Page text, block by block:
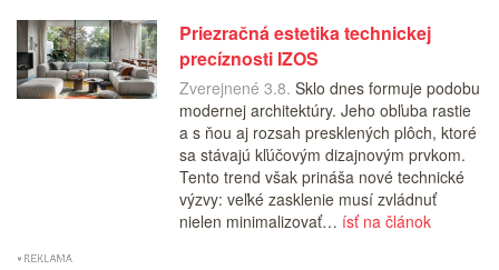
Priezračná estetika technickej
precíznosti IZOS
Zverejnené 3.8. Sklo dnes formuje podobu
modernej architektúry. Jeho obľuba rastie
a s ňou aj rozsah presklených plôch, ktoré
sa stávajú kľúčovým dizajnovým prvkom.
Tento trend však prináša nové technické
výzvy: veľké zasklenie musí zvládnuť
nielen minimalizovať… ísť na článok